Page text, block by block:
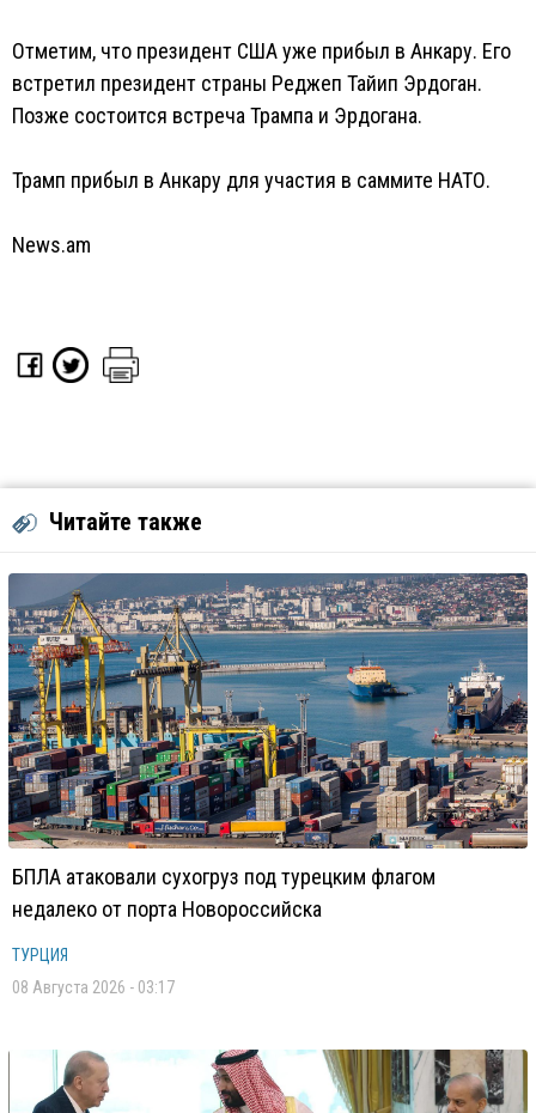
Отметим, что президент США уже прибыл в Анкару. Его
встретил президент страны Реджеп Тайип Эрдоган.
Позже состоится встреча Трампа и Эрдогана.
Трамп прибыл в Анкару для участия в саммите НАТО.
News.am
Читайте также
БПЛА атаковали сухогруз под турецким флагом
недалеко от порта Новороссийска
ТУРЦИЯ
08 Августа 2026 - 03:17